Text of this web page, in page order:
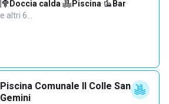
Doccia calda· Piscina· Bar·
e altri 6…
Piscina Comunale Il Colle San
Gemini